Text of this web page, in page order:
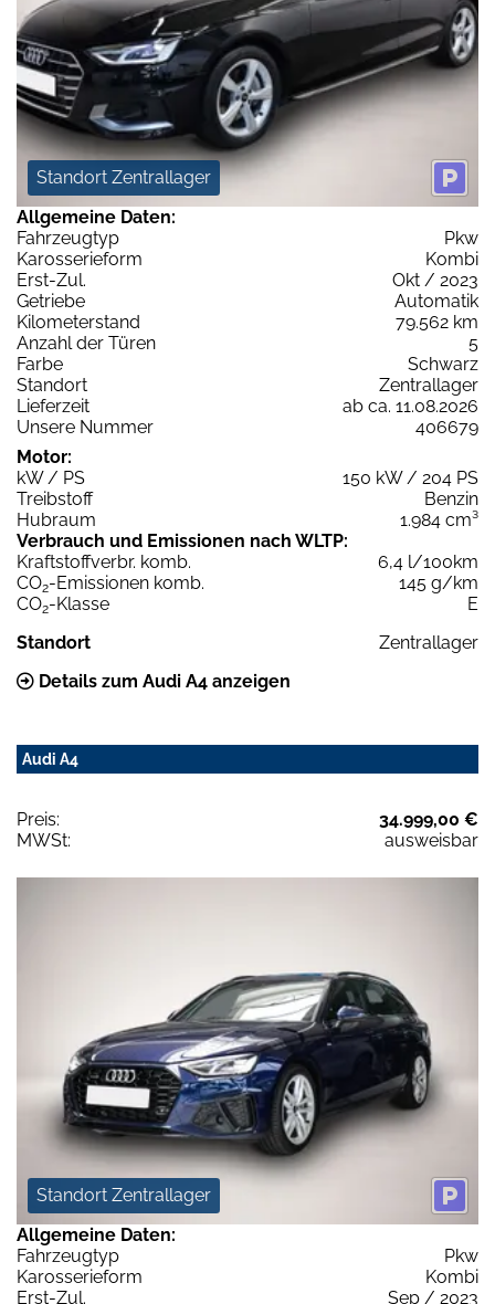
Standort Zentrallager
Allgemeine Daten:
Fahrzeugtyp
Pkw
Karosserieform
Kombi
Erst-Zul.
Okt / 2023
Getriebe
Automatik
Kilometerstand
79.562 km
Anzahl der Türen
5
Farbe
Schwarz
Standort
Zentrallager
Lieferzeit
ab ca. 11.08.2026
Unsere Nummer
406679
Motor:
kW / PS
150 kW / 204 PS
Treibstoff
Benzin
Hubraum
1.984 cm³
Verbrauch und Emissionen nach WLTP:
Kraftstoffverbr. komb.
6,4 l/100km
CO2-Emissionen komb.
145 g/km
CO2-Klasse
E
Standort
Zentrallager
Details zum Audi A4 anzeigen
Audi A4
Preis:
34.999,00 €
MWSt:
ausweisbar
Standort Zentrallager
Allgemeine Daten:
Fahrzeugtyp
Pkw
Karosserieform
Kombi
Erst-Zul.
Sep / 2023